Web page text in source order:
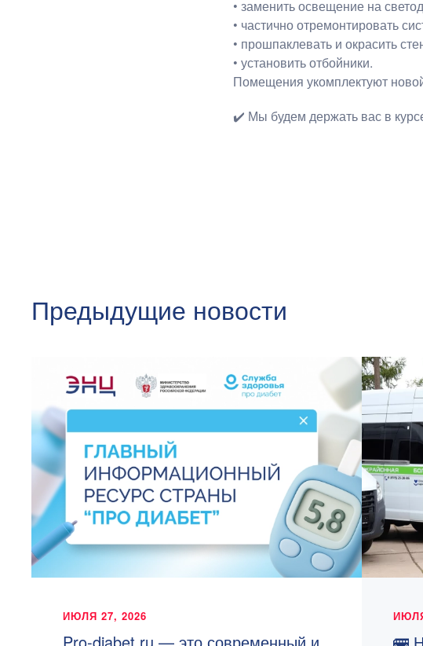
• заменить освещение на
• частично отремонтировать
• прошпаклевать и окрасить
• установить отбойники.
Помещения укомплектуют
✔️ Мы будем держать вас в
Предыдущие новости
ИЮЛЯ 27, 2026